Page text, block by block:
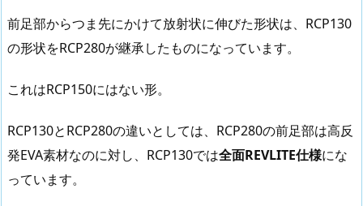
前足部からつま先にかけて放射状に伸びた形状は、RCP130
の形状をRCP280が継承したものになっています。
これはRCP150にはない形。
RCP130とRCP280の違いとしては、RCP280の前足部は高反
発EVA素材なのに対し、RCP130では全面REVLITE仕様にな
っています。